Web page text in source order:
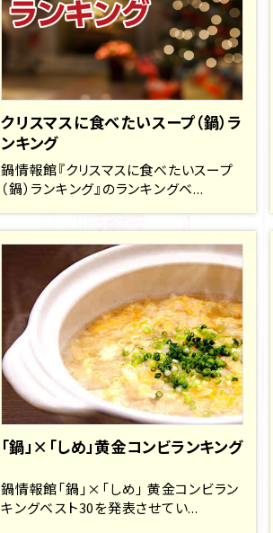
クリスマスに食べたいスープ（鍋）ラ
ンキング
鍋情報館『クリスマスに食べたいスープ
（鍋）ランキング』のランキングベ...
「鍋」×「しめ」黄金コンビランキング
鍋情報館「鍋」×「しめ」 黄金コンビラン
キングベスト30を発表させてい...